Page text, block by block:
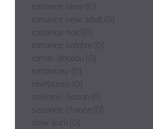
romance hiver(0)
romance new adult (0)
romance noël (0)
romance sombre (0)
roman doudou (0)
romantasy (0)
révélations (0)
science-fiction (0)
seconde chance (0)
slow burn (0)